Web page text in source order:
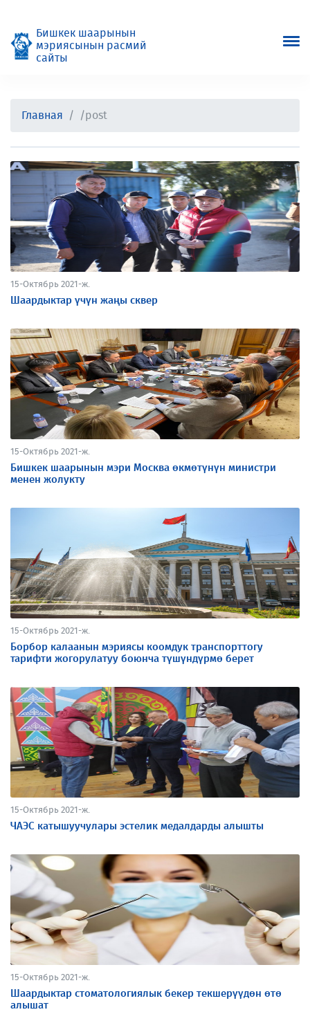
Бишкек шаарынын
мэриясынын расмий
сайты
Главная /post
15-Октябрь 2021-ж.
Шаардыктар үчүн жаңы сквер
15-Октябрь 2021-ж.
Бишкек шаарынын мэри Москва өкмөтүнүн министри
менен жолукту
15-Октябрь 2021-ж.
Борбор калаанын мэриясы коомдук транспорттогу
тарифти жогорулатуу боюнча түшүндүрмө берет
15-Октябрь 2021-ж.
ЧАЭС катышуучулары эстелик медалдарды алышты
15-Октябрь 2021-ж.
Шаардыктар стоматологиялык бекер текшерүүдөн өтө
алышат